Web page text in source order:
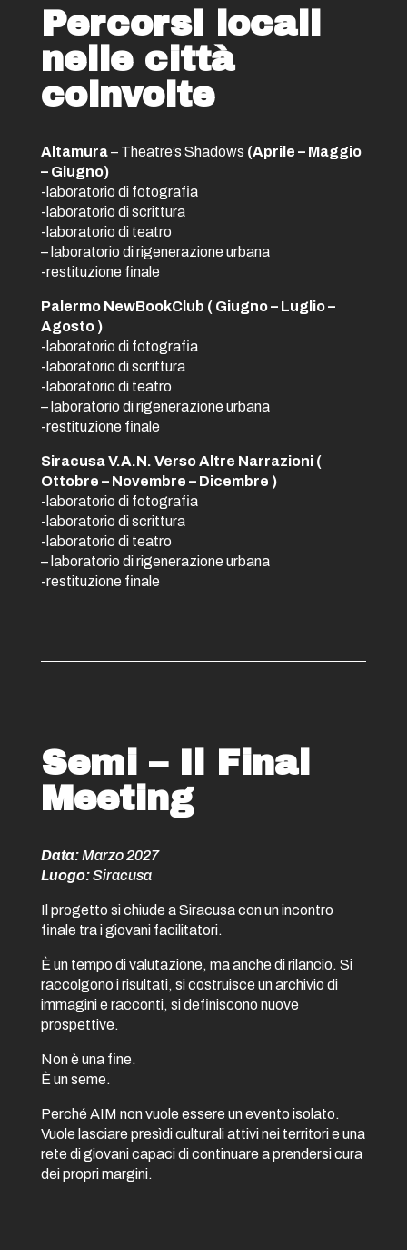
Percorsi locali
nelle città
coinvolte
Altamura– Theatre’s Shadows (Aprile – Maggio
– Giugno)
-laboratorio di fotografia
-laboratorio di scrittura
-laboratorio di teatro
– laboratorio di rigenerazione urbana
-restituzione finale
Palermo NewBookClub ( Giugno – Luglio –
Agosto )
-laboratorio di fotografia
-laboratorio di scrittura
-laboratorio di teatro
– laboratorio di rigenerazione urbana
-restituzione finale
Siracusa V.A.N. Verso Altre Narrazioni (
Ottobre – Novembre – Dicembre )
-laboratorio di fotografia
-laboratorio di scrittura
-laboratorio di teatro
– laboratorio di rigenerazione urbana
-restituzione finale
Semi – Il Final
Meeting
Data:Marzo 2027
Luogo:Siracusa
Il progetto si chiude a Siracusa con un incontro
finale tra i giovani facilitatori.
È un tempo di valutazione, ma anche di rilancio. Si
raccolgono i risultati, si costruisce un archivio di
immagini e racconti, si definiscono nuove
prospettive.
Non è una fine.
È un seme.
Perché AIM non vuole essere un evento isolato.
Vuole lasciare presìdi culturali attivi nei territori e una
rete di giovani capaci di continuare a prendersi cura
dei propri margini.